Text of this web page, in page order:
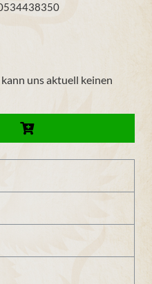
uns aktuell keinen